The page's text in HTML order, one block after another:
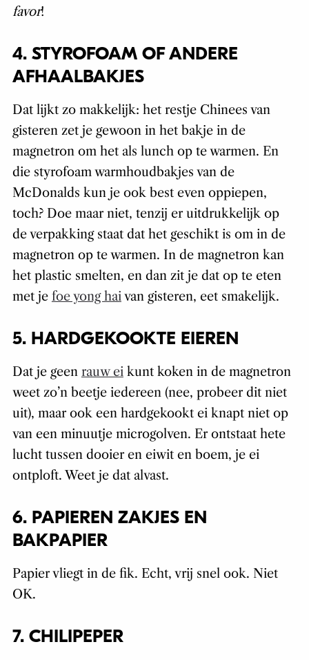
favor!
4. STYROFOAM OF ANDERE
AFHAALBAKJES
Dat lijkt zo makkelijk: het restje Chinees van
gisteren zet je gewoon in het bakje in de
magnetron om het als lunch op te warmen. En
die styrofoam warmhoudbakjes van de
McDonalds kun je ook best even oppiepen,
toch? Doe maar niet, tenzij er uitdrukkelijk op
de verpakking staat dat het geschikt is om in de
magnetron op te warmen. In de magnetron kan
het plastic smelten, en dan zit je dat op te eten
met je foe yong haivan gisteren, eet smakelijk.
5. HARDGEKOOKTE EIEREN
Dat je geen rauw eikunt koken in de magnetron
weet zo’n beetje iedereen (nee, probeer dit niet
uit), maar ook een hardgekookt ei knapt niet op
van een minuutje microgolven. Er ontstaat hete
lucht tussen dooier en eiwit en boem, je ei
ontploft. Weet je dat alvast.
6. PAPIEREN ZAKJES EN
BAKPAPIER
Papier vliegt in de fik. Echt, vrij snel ook. Niet
OK.
7. CHILIPEPER